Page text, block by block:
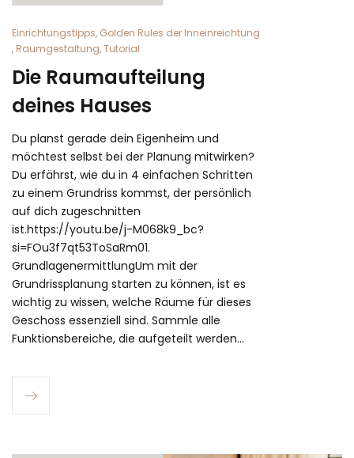
Einrichtungstipps, Golden Rules der Inneinreichtung
, Raumgestaltung,Tutorial
Die Raumaufteilung
deines Hauses
Du planst gerade dein Eigenheim und
möchtest selbst bei der Planung mitwirken?
Du erfährst, wie du in 4 einfachen Schritten
zu einem Grundriss kommst, der persönlich
auf dich zugeschnitten
ist.https://youtu.be/j-M068k9_bc?
si=FOu3f7qt53ToSaRm01.
GrundlagenermittlungUm mit der
Grundrissplanung starten zu können, ist es
wichtig zu wissen, welche Räume für dieses
Geschoss essenziell sind. Sammle alle
Funktionsbereiche, die aufgeteilt werden…